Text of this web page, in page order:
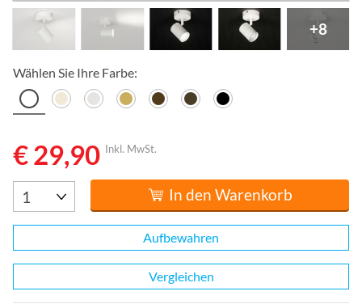
+8
Wählen Sie Ihre Farbe:
€ 29,90 Inkl. MwSt.
In den Warenkorb
Aufbewahren
Vergleichen